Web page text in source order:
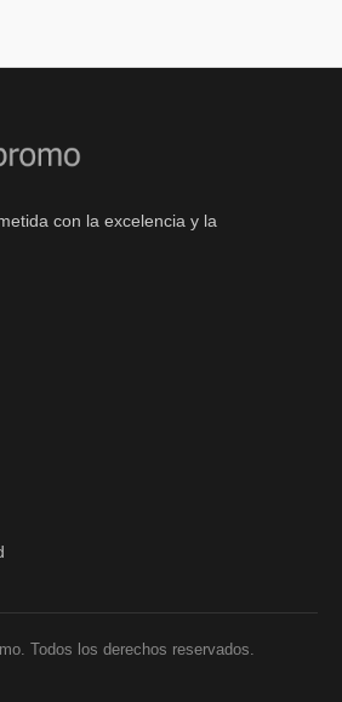
con la excelencia y la
Todos los derechos reservados.